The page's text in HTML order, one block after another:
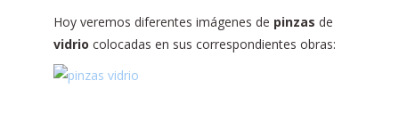
Hoy veremos diferentes imágenes de pinzas de
vidrio colocadas en sus correspondientes obras: